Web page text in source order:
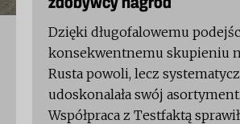
Dzięki długofalowemu
konsekwentnemu skupieniu
Rusta powoli, lecz
udoskonalała swój asortyment.
Współpraca z Testfaktą